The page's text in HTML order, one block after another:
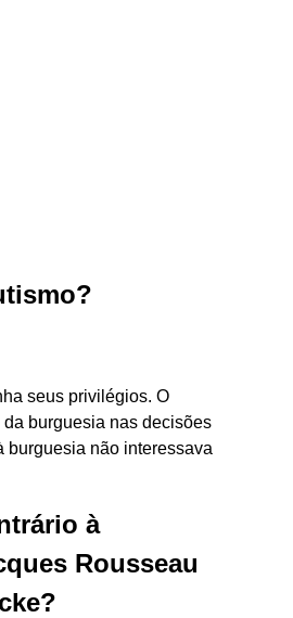
seus privilégios. O
burguesia nas decisões
burguesia não interessava
à
Rousseau